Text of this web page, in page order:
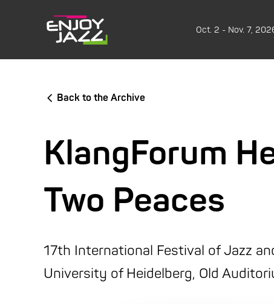
Oct. 2 - Nov. 7,
Back to the Archive
KlangForum
Two Peaces
17th International Festival of Jazz
University of Heidelberg, Old